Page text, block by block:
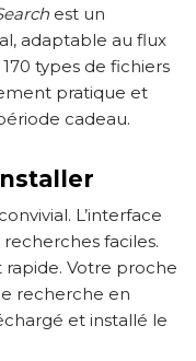
est un
adaptable au flux
types de fichiers
pratique et
cadeau.
L’interface
faciles.
rapide. Votre proche
recherche en
et installé le